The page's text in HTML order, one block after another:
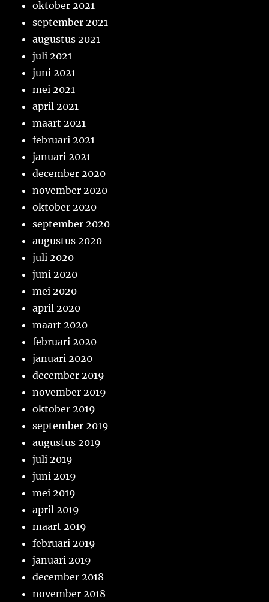
oktober 2021
september 2021
augustus 2021
juli 2021
juni 2021
mei 2021
april 2021
maart 2021
februari 2021
januari 2021
december 2020
november 2020
oktober 2020
september 2020
augustus 2020
juli 2020
juni 2020
mei 2020
april 2020
maart 2020
februari 2020
januari 2020
december 2019
november 2019
oktober 2019
september 2019
augustus 2019
juli 2019
juni 2019
mei 2019
april 2019
maart 2019
februari 2019
januari 2019
december 2018
november 2018